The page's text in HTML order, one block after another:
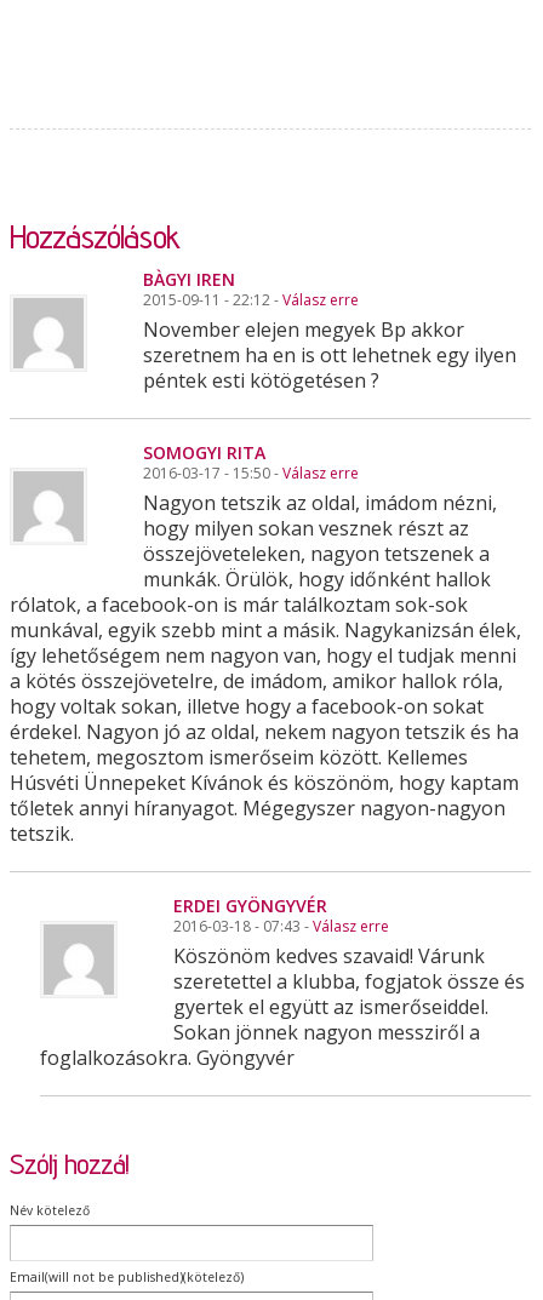
Hozzászólások
BÀGYI IREN
2015-09-11 - 22:12 -Válasz erre
November elejen megyek Bp akkor
szeretnem ha en is ott lehetnek egy ilyen
péntek esti kötögetésen ?
SOMOGYI RITA
2016-03-17 - 15:50 -Válasz erre
Nagyon tetszik az oldal, imádom nézni,
hogy milyen sokan vesznek részt az
összejöveteleken, nagyon tetszenek a
munkák. Örülök, hogy időnként hallok
rólatok, a facebook-on is már találkoztam sok-sok
munkával, egyik szebb mint a másik. Nagykanizsán élek,
így lehetőségem nem nagyon van, hogy el tudjak menni
a kötés összejövetelre, de imádom, amikor hallok róla,
hogy voltak sokan, illetve hogy a facebook-on sokat
érdekel. Nagyon jó az oldal, nekem nagyon tetszik és ha
tehetem, megosztom ismerőseim között. Kellemes
Húsvéti Ünnepeket Kívánok és köszönöm, hogy kaptam
tőletek annyi híranyagot. Mégegyszer nagyon-nagyon
tetszik.
ERDEI GYÖNGYVÉR
2016-03-18 - 07:43 -Válasz erre
Köszönöm kedves szavaid! Várunk
szeretettel a klubba, fogjatok össze és
gyertek el együtt az ismerőseiddel.
Sokan jönnek nagyon messziről a
foglalkozásokra. Gyöngyvér
Szólj hozzá!
Név kötelező
Email(will not be published)(kötelező)